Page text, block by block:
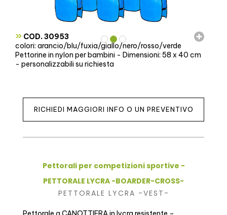
» COD. 30953
colori: arancio/blu/fuxia/giallo/nero/rosso/verde
Pettorine in nylon per bambini - Dimensioni: 58 x 40 cm
- personalizzabili su richiesta
RICHIEDI MAGGIORI INFO O UN PREVENTIVO
Pettorali per competizioni sportive -
PETTORALE LYCRA -BOARDER-CROSS-
PETTORALE LYCRA -VEST-